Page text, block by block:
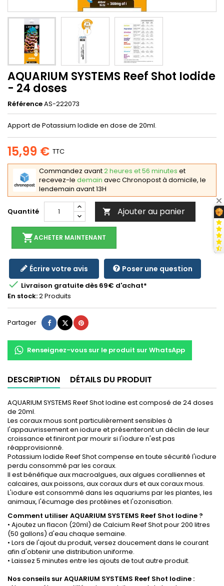
AQUARIUM SYSTEMS Reef Shot Iodide
- 24 doses
RéférenceAS-222073
Apport de Potassium Iodide en dose de 20ml.
15,99 € TTC
Commandez avant2 heures et 56 minutes et
recevez-le demain avec Chronopost à domicile, le
lendemain avant 13H
Quantité  Ajouter au panier
shopping_cartACHETER MAINTENANT
Écrire votre avis Poser une question
 Livraison gratuite dès 69€ d'achat*
En stock:2 Produits
Partager Partager
TweetPinterest
Renseignez-vous sur le produit sur WhatsApp
DESCRIPTION DÉTAILS DU PRODUIT
AQUARIUM SYSTEMS Reef Shot Iodine est composé de 24 doses
de 20ml.
Les coraux mous sont particulièrement sensibles à
l'appauvrissement en iodure et présenteront un déclin de leur
croissance et finiront par mourir si l'iodure n'est pas
réapprovisionné.
Potassium Iodide Reef Shot compense en toute sécurité l'iodure
perdu consommé par les coraux.
Il est bénéfique aux macroalgues, aux algues coralliennes et
calcaires, aux poissons, aux coraux durs et aux coraux mous.
L'iodure est consommé dans les aquariums par les plantes, les
animaux, l'écumage des protéines et l'ozonisation.
Comment utiliser AQUARIUM SYSTEMS Reef Shot Iodine ?
• Ajoutez un flacon (20ml) de Calcium Reef Shot pour 200 litres
(50 gallons) d'eau chaque semaine.
• Lors de l'ajout du produit, versez doucement dans le courant
afin d'obtenir une distribution uniforme.
• Laissez 5 minutes entre les ajouts de tout autre produit.
Nos conseils sur AQUARIUM SYSTEMS Reef Shot Iodine :